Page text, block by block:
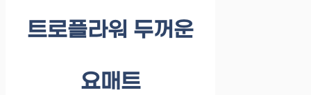
트로플라워 두꺼운
요매트